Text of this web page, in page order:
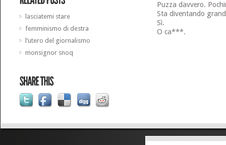
lasciatemi stare
femminismo di destra
l’utero del giornalismo
monsignor snoq
Puzza davvero.
Sta diventando
Sì.
O ca***.